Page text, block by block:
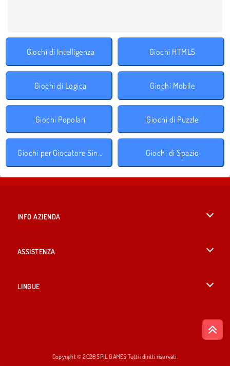
Giochi di Intelligenza Giochi HTML5
Giochi di Logica Giochi Mobile
Giochi Popolari Giochi di Puzzle
Giochi per Giocatore Singolo Giochi di Spazio
INFO AZIENDA
ASSISTENZA
LINGUE
Copyright © 2026 SPIL GAMES Tutti i diritti riservati.